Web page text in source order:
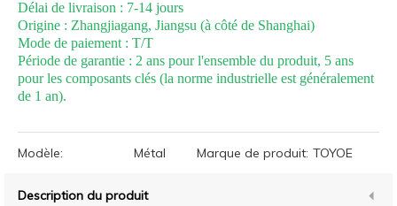
Délai de livraison : 7-14 jours
Origine : Zhangjiagang, Jiangsu (à côté de Shanghai)
Mode de paiement : T/T
Période de garantie : 2 ans pour l'ensemble du produit, 5 ans
pour les composants clés (la norme industrielle est généralement
de 1 an).
Modèle: Métal Marque de produit: TOYOE
Description du produit